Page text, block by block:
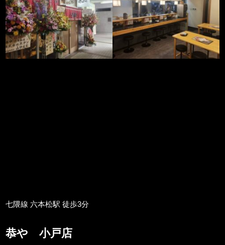
七隈線 六本松駅 徒歩3分
恭や 小戸店